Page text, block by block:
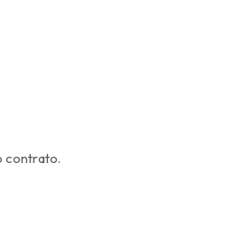
contrato.